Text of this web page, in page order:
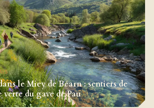
le Miey de Béarn : sentiers de
du gave de Pau